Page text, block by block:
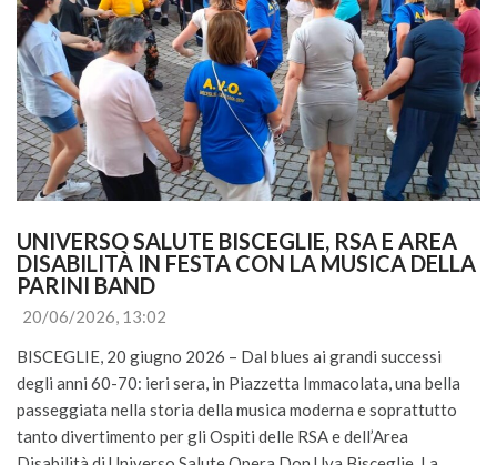
UNIVERSO SALUTE BISCEGLIE, RSA E AREA
DISABILITÀ IN FESTA CON LA MUSICA DELLA
PARINI BAND
20/06/2026, 13:02
BISCEGLIE, 20 giugno 2026 – Dal blues ai grandi successi
degli anni 60-70: ieri sera, in Piazzetta Immacolata, una bella
passeggiata nella storia della musica moderna e soprattutto
tanto divertimento per gli Ospiti delle RSA e dell’Area